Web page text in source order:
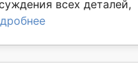
всех деталей,